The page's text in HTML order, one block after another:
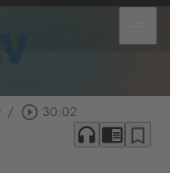
/ play_circle_outline 30:02
headphones chrome_reader_mode bookmark_border